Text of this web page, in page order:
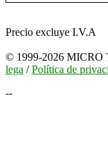
Precio excluye I.V.A
© 1999-2026 MICRO
lega /Política de
--